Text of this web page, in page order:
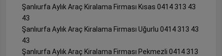
Şanlıurfa Aylık Araç Kiralama Firması Kısas 0414 313 43
43
Şanlıurfa Aylık Araç Kiralama Firması Uğurlu 0414 313 43
43
Şanlıurfa Aylık Araç Kiralama Firması Pekmezli 0414 313